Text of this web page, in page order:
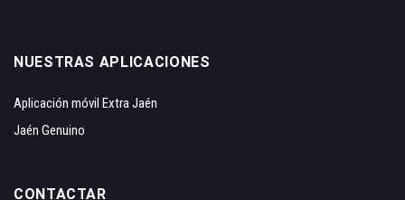
NUESTRAS APLICACIONES
Aplicación móvil Extra Jaén
Jaén Genuino
CONTACTAR